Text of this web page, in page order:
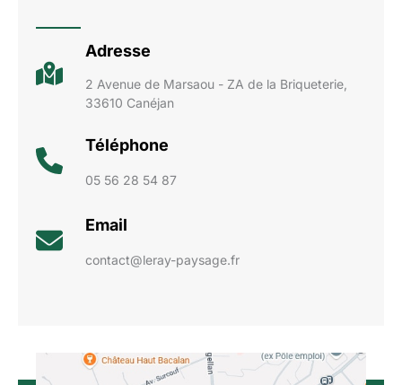
Adresse
2 Avenue de Marsaou - ZA de la Briqueterie,
33610 Canéjan
Téléphone
05 56 28 54 87
Email
contact@leray-paysage.fr